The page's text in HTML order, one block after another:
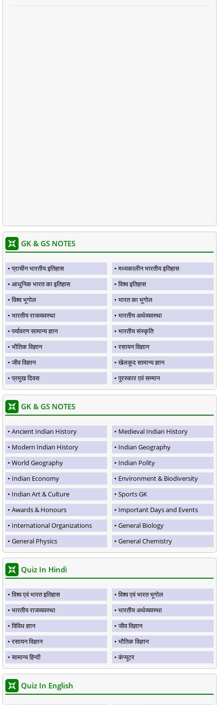
GK & GS NOTES
प्राचीन भारतीय इतिहास
मध्यकालीन भारतीय इतिहास
आधुनिक भारत का इतिहास
विश्व इतिहास
विश्व भूगोल
भारत का भूगोल
भारतीय राजव्यवस्था
भारतीय अर्थव्यवस्था
पर्यावरण सामान्य ज्ञान
भारतीय संस्कृति
भौतिक विज्ञान
रसायन विज्ञान
जीव विज्ञान
खेलकूद सामान्य ज्ञान
प्रमुख दिवस
पुरस्कार एवं सम्मान
GK & GS NOTES
Ancient Indian History
Medieval Indian History
Modern Indian History
Indian Geography
World Geography
Indian Polity
Indian Economy
Environment & Biodiversity
Indian Art & Culture
Sports GK
Awards & Honours
Important Days and Events
International Organizations
General Biology
General Physics
General Chemistry
Quiz In Hindi
विश्व एवं भारत इतिहास
विश्व एवं भारत भूगोल
भारतीय राजव्यवस्था
भारतीय अर्थव्यवस्था
विविध ज्ञान
जीव विज्ञान
रसायन विज्ञान
भौतिक विज्ञान
सामान्य हिन्दी
कंप्यूटर
Quiz In English